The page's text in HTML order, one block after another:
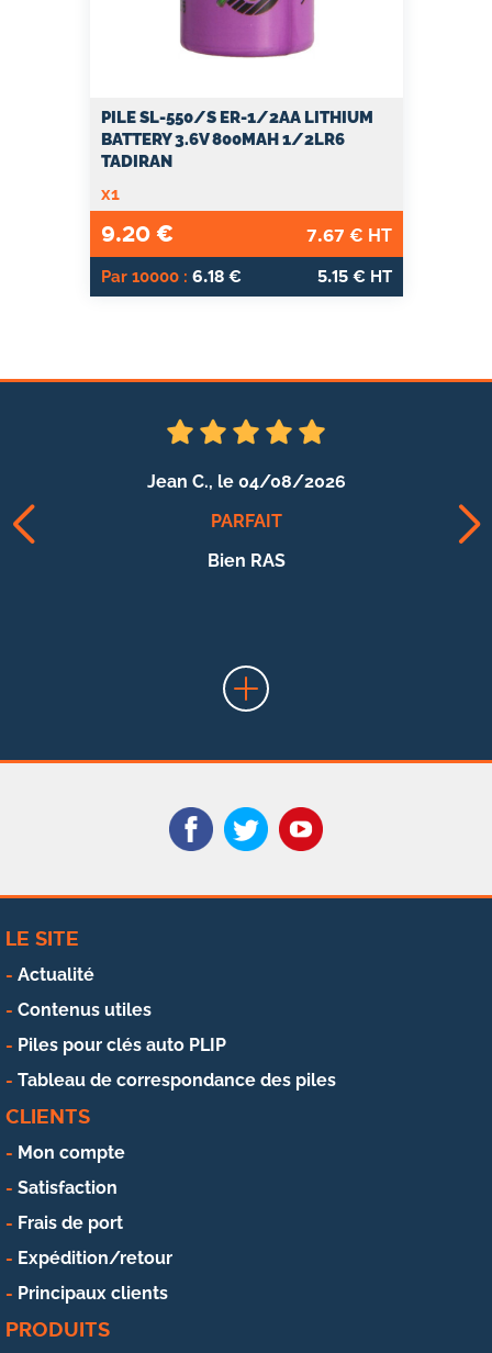
PILE SL-550/S ER-1/2AA LITHIUM
BATTERY 3.6V 800MAH 1/2LR6
TADIRAN
x1
9.20€ 7.67 € HT
Par 10000 : 6.18€ 5.15€ HT
Jean C., le 04/08/2026
PARFAIT
Bien RAS
LE SITE
Actualité
Contenus utiles
Piles pour clés auto PLIP
Tableau de correspondance des piles
CLIENTS
Mon compte
Satisfaction
Frais de port
Expédition/retour
Principaux clients
PRODUITS